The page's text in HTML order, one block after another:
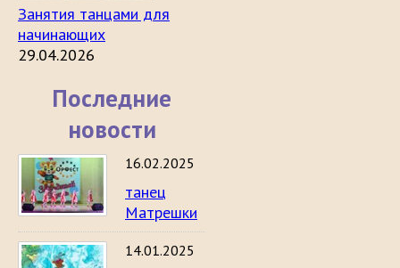
Занятия танцами для
начинающих
29.04.2026
Последние
новости
16.02.2025
танец
Матрешки
14.01.2025